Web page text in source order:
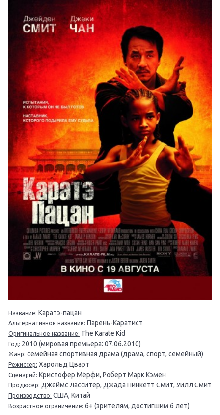
Название: Каратэ-пацан
Альтернативное название: Парень-Каратист
Оригинальное название: The Karate Kid
Год: 2010 (мировая премьера: 07.06.2010)
Жанр: семейная спортивная драма (драма, спорт, семейный)
Режиссёр: Харольд Цварт
Сценарий: Кристофер Мёрфи, Роберт Марк Кэмен
Продюсер: Джеймс Ласситер, Джада Пинкетт Смит, Уилл Смит
Производство: США, Китай
Возрастное ограничение: 6+ (зрителям, достигшим 6 лет)